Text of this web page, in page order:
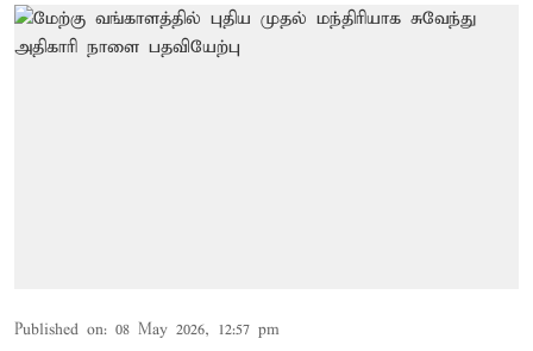
Published on: 08 May 2026, 12:57 pm